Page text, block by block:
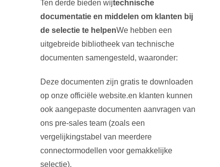
Ten derde bieden wijtechnische
documentatie en middelen om klanten bij
de selectie te helpenWe hebben een
uitgebreide bibliotheek van technische
documenten samengesteld, waaronder:
Deze documenten zijn gratis te downloaden
op onze officiële website.en klanten kunnen
ook aangepaste documenten aanvragen van
ons pre-sales team (zoals een
vergelijkingstabel van meerdere
connectormodellen voor gemakkelijke
selectie).